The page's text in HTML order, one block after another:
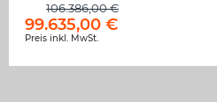
106.386,00€
99.635,00 €
Preis inkl. MwSt.